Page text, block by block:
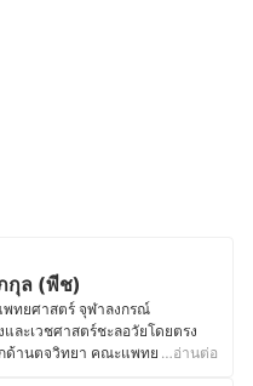
กุล (พีช)
ทยศาสตร์ จุฬาลงกรณ์
ละเวชศาสตร์ชะลอวัยโดยตรง
านตจวิทยา คณะแพทยศาสตร์
…อ่านต่อ